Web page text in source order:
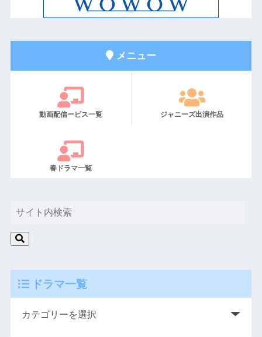
メニュー
動画配信ービス一覧 ジャニーズ出演作品
春ドラマ一覧
ドラマ一覧